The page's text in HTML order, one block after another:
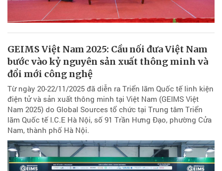
GEIMS Việt Nam 2025: Cầu nối đưa Việt Nam
bước vào kỷ nguyên sản xuất thông minh và
đổi mới công nghệ
Từ ngày 20-22/11/2025 đã diễn ra Triển lãm Quốc tế linh kiện
điện tử và sản xuất thông minh tại Việt Nam (GEIMS Việt
Nam 2025) do Global Sources tổ chức tại Trung tâm Triển
lãm Quốc tế I.C.E Hà Nội, số 91 Trần Hưng Đạo, phường Cửa
Nam, thành phố Hà Nội.